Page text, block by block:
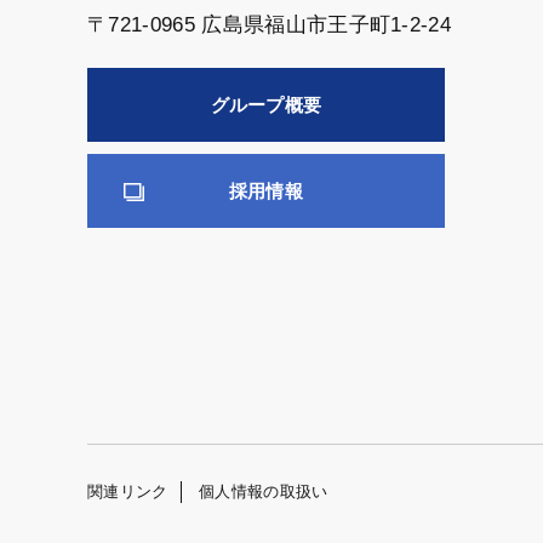
〒721-0965 広島県福山市王子町1-2-24
グループ概要
採用情報
関連リンク 個人情報の取扱い